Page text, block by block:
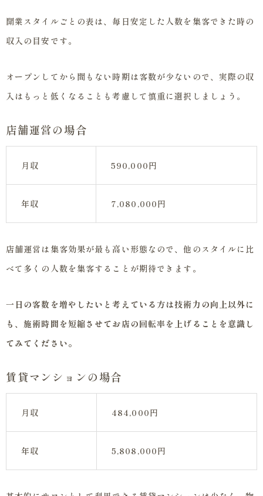
開業スタイルごとの表は、毎日安定した人数を集客できた時の
収入の目安です。
オープンしてから間もない時期は客数が少ないので、実際の収
入はもっと低くなることも考慮して慎重に選択しましょう。
店舗運営の場合
月収 590,000円
年収 7,080,000円
店舗運営は集客効果が最も高い形態なので、他のスタイルに比
べて多くの人数を集客することが期待できます。
一日の客数を増やしたいと考えている方は技術力の向上以外に
も、施術時間を短縮させてお店の回転率を上げることを意識し
てみてください。
賃貸マンションの場合
月収 484,000円
年収 5,808,000円